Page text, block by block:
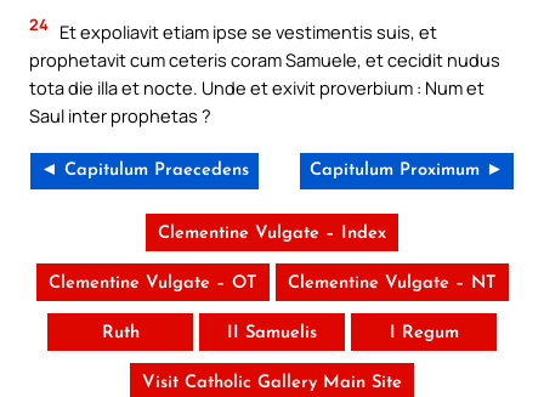
24 Et expoliavit etiam ipse se vestimentis suis, et
prophetavit cum ceteris coram Samuele, et cecidit nudus
tota die illa et nocte. Unde et exivit proverbium : Num et
Saul inter prophetas ?
◄ Capitulum Praecedens Capitulum Proximum ►
Clementine Vulgate – Index
Clementine Vulgate – OT Clementine Vulgate – NT
Ruth II Samuelis I Regum
Visit Catholic Gallery Main Site